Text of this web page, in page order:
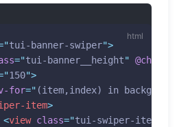
"tui-banner-swiper">
="tui-banner__height" @change
"150">
for=" (item,index) in background
item>
<view class="tui-swiper-item tui-